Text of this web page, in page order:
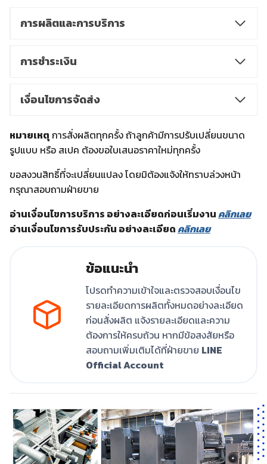
การผลิตและการบริการ
การชำระเงิน
เงื่อนไขการจัดส่ง
หมายเหตุการสั่งผลิตทุกครั้ง ถ้าลูกค้ามีการปรับเปลี่ยนขนาด
รูปแบบ หรือ สเปค ต้องขอใบเสนอราคาใหม่ทุกครั้ง
ขอสงวนสิทธิ์ที่จะเปลี่ยนแปลง โดยมิต้องแจ้งให้ทราบล่วงหน้า
กรุณาสอบถามฝ่ายขาย
อ่านเงื่อนไขการบริการ อย่างละเอียดก่อนเริ่มงานคลิกเลย
อ่านเงื่อนไขการรับประกัน อย่างละเอียดคลิกเลย
ข้อแนะนำ
โปรดทำความเข้าใจและตรวจสอบเงื่อนไข
รายละเอียดการผลิตทั้งหมดอย่างละเอียด
ก่อนสั่งผลิต แจ้งรายละเอียดและความ
ต้องการให้ครบถ้วน หากมีข้อสงสัยหรือ
สอบถามเพิ่มเติมได้ที่ฝ่ายขาย LINE
Official Account